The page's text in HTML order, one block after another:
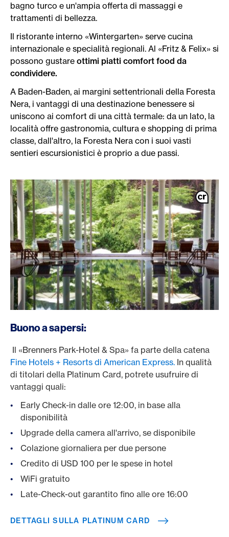
bagno turco e un'ampia offerta di massaggi e
trattamenti di bellezza.
Il ristorante interno «Wintergarten» serve cucina
internazionale e specialità regionali. Al «Fritz & Felix» si
possono gustare ottimi piatti comfort food da
condividere.
A Baden-Baden, ai margini settentrionali della Foresta
Nera, i vantaggi di una destinazione benessere si
uniscono ai comfort di una città termale: da un lato, la
località offre gastronomia, cultura e shopping di prima
classe, dall'altro, la Foresta Nera con i suoi vasti
sentieri escursionistici è proprio a due passi.
Buono a sapersi:
Il «Brenners Park-Hotel & Spa» fa parte della catena
Fine Hotels + Resorts di American Express. In qualità
di titolari della Platinum Card, potrete usufruire di
vantaggi quali:
Early Check-in dalle ore 12:00, in base alla
disponibilità
Upgrade della camera all'arrivo, se disponibile
Colazione giornaliera per due persone
Credito di USD 100 per le spese in hotel
WiFi gratuito
Late-Check-out garantito fino alle ore 16:00
DETTAGLI SULLA PLATINUM CARD